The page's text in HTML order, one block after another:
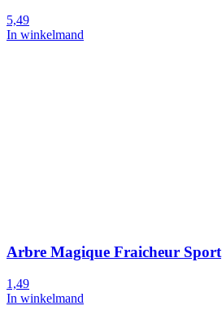
5,49
In winkelmand
Arbre Magique Fraicheur Sport
1,49
In winkelmand